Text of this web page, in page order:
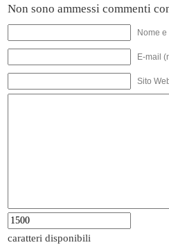
Non sono ammessi commenti
Nome
E-mail
Sito
caratteri disponibili